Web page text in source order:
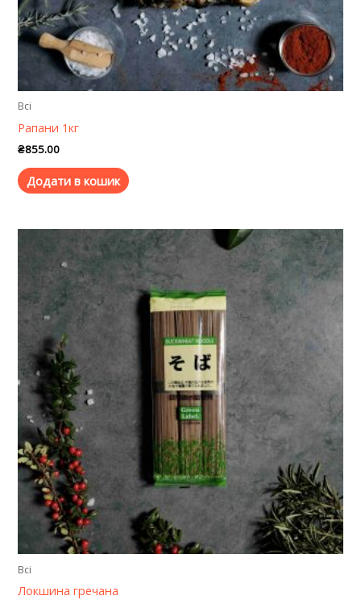
Всі
Рапани 1кг
₴855.00
Додати в кошик
Всі
Локшина гречана